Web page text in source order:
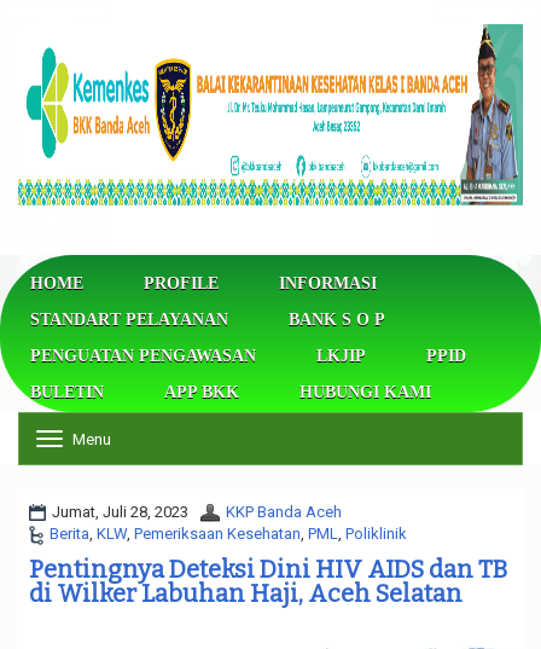
HOME PROFILE
INFORMASI
STANDART PELAYANAN
BANK S O P
PENGUATAN PENGAWASAN
LKJIP
PPID
BULETIN
APP BKK HUBUNGI KAMI
o
g
l
n
a
Menu
Jumat, Juli 28, 2023
KKP Banda Aceh
Berita, KLW, Pemeriksaan Kesehatan, PML, Poliklinik
Pentingnya Deteksi Dini HIV AIDS dan TB
di Wilker Labuhan Haji, Aceh Selatan